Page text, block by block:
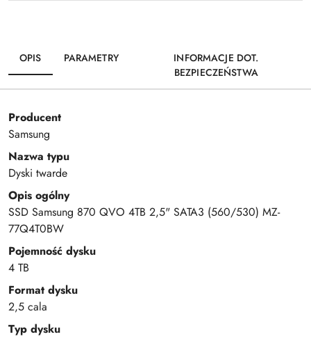
OPIS PARAMETRY
INFORMACJE DOT.
BEZPIECZEŃSTWA
Producent
Samsung
Nazwa typu
Dyski twarde
Opis ogólny
SSD Samsung 870 QVO 4TB 2,5" SATA3 (560/530) MZ-
77Q4T0BW
Pojemność dysku
4 TB
Format dysku
2,5 cala
Typ dysku